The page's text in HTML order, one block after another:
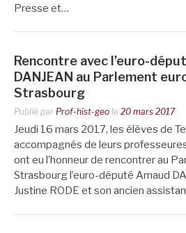
Presse et…
Rencontre avec l’euro-
DANJEAN au Parlement
Strasbourg
Publié par Prof-hist-geo le 20 mars 2017
Jeudi 16 mars 2017, les élèves de
accompagnés de leurs
ont eu l’honneur de rencontrer au
Strasbourg l’euro-député Arnaud
Justine RODE et son ancien